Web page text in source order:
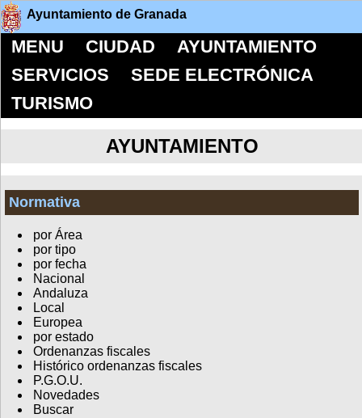
Ayuntamiento de Granada
MENU CIUDAD
AYUNTAMIENTO
SERVICIOS
SEDE ELECTRÓNICA
TURISMO
AYUNTAMIENTO
Normativa
por Área
por tipo
por fecha
Nacional
Andaluza
Local
Europea
por estado
Ordenanzas fiscales
Histórico ordenanzas fiscales
P.G.O.U.
Novedades
Buscar